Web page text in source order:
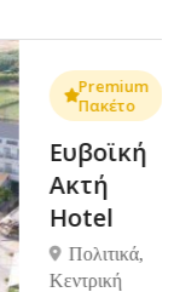
4.4